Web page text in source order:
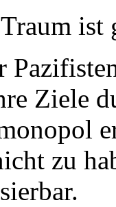
ist
Ziele
zu